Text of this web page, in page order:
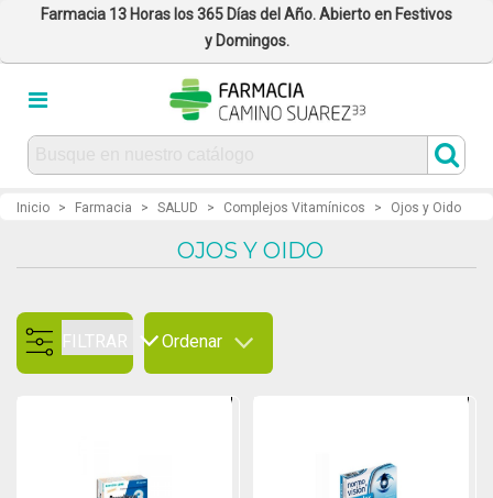
Farmacia 13 Horas los 365 Días del Año. Abierto en Festivos
y Domingos.
Inicio > Farmacia > SALUD > Complejos Vitamínicos > Ojos y Oido
OJOS Y OIDO
FILTRAR Ordenar